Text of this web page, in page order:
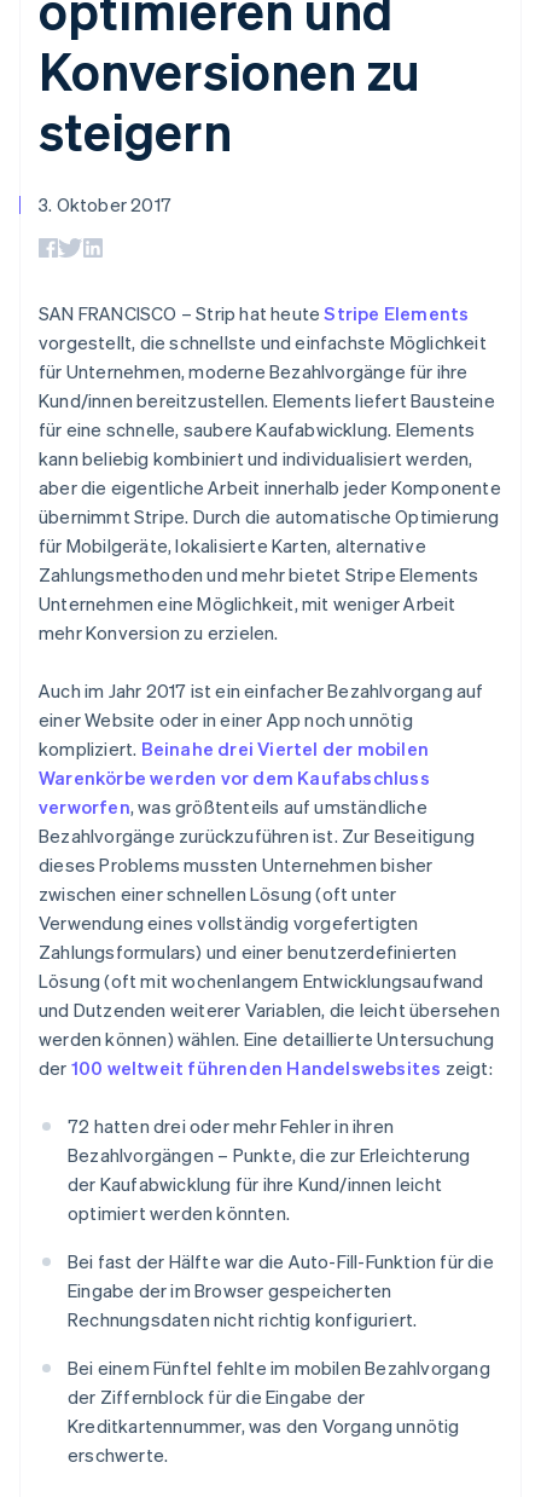
Zugriff auf mehr als
125
Terminal
Zahlungen vor Ort
Authorization
Boost
Optimierung der
Link
Bezahlvorgang
Verbundene
Finanzdaten
Data Pipeline
Datensynchronisierung
Mehr
Product roadmap
Ausblick
Radar
Betrugsprävention
Atlas
Start-up-Gründung
Climate
Identity
Online-Identitätsprüfung
Stripe-Sessions 2026
Erfahren Sie, wie Stripe Lösungen für
Jetzt ansehen
Geldmanagement
SaaS
Versicherungen
Medien und
Unterhaltung
Gemeinnützige
Organisationen
Fachdienstleistungen
Öffentlicher Sektor
Einzelhandel
Ecosystem
Partner
Stripe App-Marktplatz
Marktplatz auf
Abonnementverwaltung
nutzungsbasierte
Abrechnung um
Ressourcen
App-Integrationen
Code-Beispiele
Entwickler-Blog
API-Status
Produkt-Roadmap
Stripe Sessions
Karriere
Stripe Press
Partner werden
Konversionen zu
steigern
3. Oktober 2017
SAN FRANCISCO – Strip hat heuteStripe Elements
vorgestellt, die schnellste und einfachste Möglichkeit
für Unternehmen, moderne Bezahlvorgänge für ihre
Kund/innen bereitzustellen. Elements liefert Bausteine
für eine schnelle, saubere Kaufabwicklung. Elements
kann beliebig kombiniert und individualisiert werden,
aber die eigentliche Arbeit innerhalb jeder Komponente
übernimmt Stripe. Durch die automatische Optimierung
für Mobilgeräte, lokalisierte Karten, alternative
Zahlungsmethoden und mehr bietet Stripe Elements
Unternehmen eine Möglichkeit, mit weniger Arbeit
mehr Konversion zu erzielen.
Auch im Jahr 2017 ist ein einfacher Bezahlvorgang auf
einer Website oder in einer App noch unnötig
kompliziert. Beinahe drei Viertel der mobilen
Warenkörbe werden vor dem Kaufabschluss
verworfen, was größtenteils auf umständliche
Bezahlvorgänge zurückzuführen ist. Zur Beseitigung
dieses Problems mussten Unternehmen bisher
zwischen einer schnellen Lösung (oft unter
Verwendung eines vollständig vorgefertigten
Zahlungsformulars) und einer benutzerdefinierten
Lösung (oft mit wochenlangem Entwicklungsaufwand
und Dutzenden weiterer Variablen, die leicht übersehen
werden können) wählen. Eine detaillierte Untersuchung
der 100 weltweit führenden Handelswebsites zeigt:
72 hatten drei oder mehr Fehler in ihren
Bezahlvorgängen – Punkte, die zur Erleichterung
der Kaufabwicklung für ihre Kund/innen leicht
optimiert werden könnten.
Bei fast der Hälfte war die Auto-Fill-Funktion für die
Eingabe der im Browser gespeicherten
Rechnungsdaten nicht richtig konfiguriert.
Bei einem Fünftel fehlte im mobilen Bezahlvorgang
der Ziffernblock für die Eingabe der
Kreditkartennummer, was den Vorgang unnötig
erschwerte.